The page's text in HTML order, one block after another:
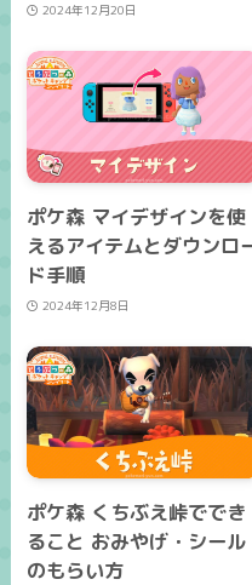
2024年12月20日
ポケ森 マイデザインを使
えるアイテムとダウンロ
ド手順
2024年12月8日
ポケ森 くちぶえ峠ででき
ること おみやげ・シール
のもらい方